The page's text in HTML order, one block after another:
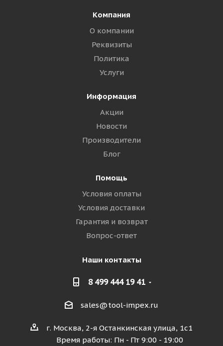
Компания
О компании
Реквизиты
Политика
Услуги
Информация
Акции
Новости
Производители
Блог
Помощь
Условия оплаты
Условия доставки
Гарантия и возврат
Вопрос-ответ
Наши контакты
8 499 444 19 41
sales@tool-impex.ru
г. Москва, 2-я Останкинская улица, 1с1
Время работы: Пн - Пт 9:00 - 19:00